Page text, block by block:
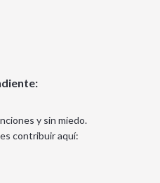
y sin miedo.
contribuir aquí: